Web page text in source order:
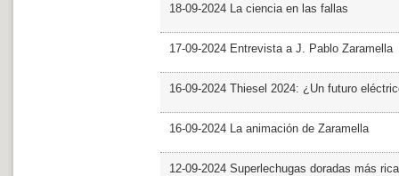
18-09-2024 La ciencia en las fallas
17-09-2024 Entrevista a J. Pablo Zaramella
16-09-2024 Thiesel 2024: ¿Un futuro
16-09-2024 La animación de Zaramella
12-09-2024 Superlechugas doradas más